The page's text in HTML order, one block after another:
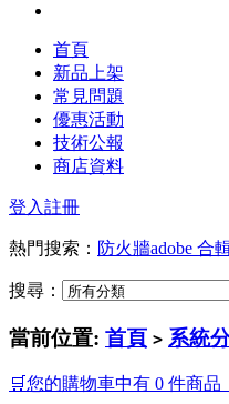
首頁
新品上架
常見問題
優惠活動
技術公報
商店資料
登入註冊
熱門搜索： 防火牆adobe 合
搜尋：
當前位置: 首頁 > 系統
🛒您的購物車中有 0 件商品